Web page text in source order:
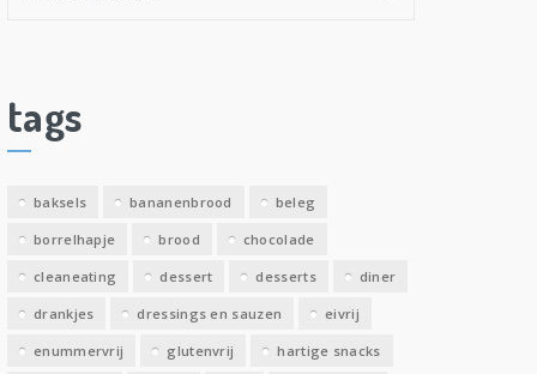
e
v
tags
baksels bananenbrood beleg
borrelhapje brood chocolade
cleaneating dessert desserts diner
drankjes dressings en sauzen eivrij
enummervrij glutenvrij hartige snacks